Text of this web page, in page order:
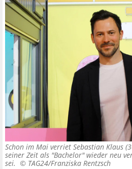
Schon im Mai verriet Sebastian Klaus
seiner Zeit als "Bachelor" wieder neu
sei. © TAG24/Franziska Rentzsch